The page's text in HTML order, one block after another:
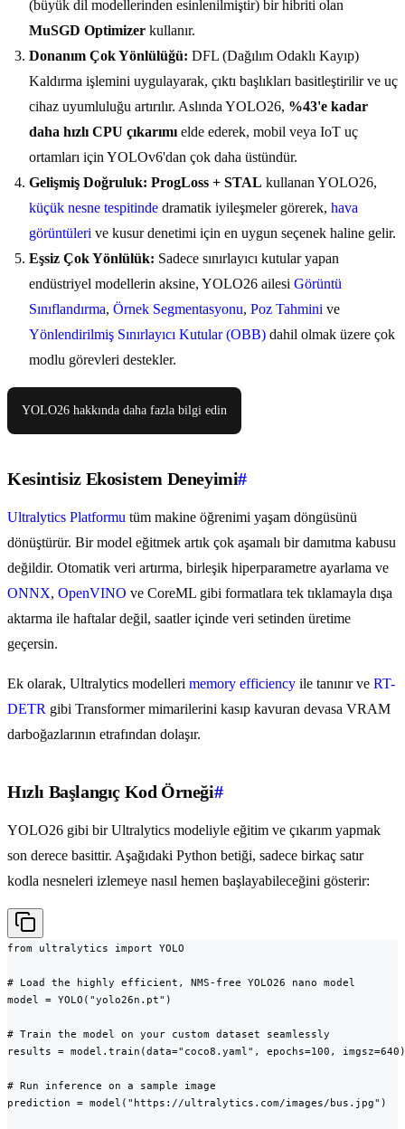
(büyük dil modellerinden esinlenilmiştir) bir hibriti olan
MuSGD Optimizer kullanır.
Donanım Çok Yönlülüğü: DFL (Dağılım Odaklı Kayıp)
Kaldırma işlemini uygulayarak, çıktı başlıkları basitleştirilir ve uç
cihaz uyumluluğu artırılır. Aslında YOLO26, %43'e kadar
daha hızlı CPU çıkarımı elde ederek, mobil veya IoT uç
ortamları için YOLOv6'dan çok daha üstündür.
Gelişmiş Doğruluk: ProgLoss + STAL kullanan YOLO26,
küçük nesne tespitinde dramatik iyileşmeler görerek, hava
görüntüleri ve kusur denetimi için en uygun seçenek haline gelir.
Eşsiz Çok Yönlülük: Sadece sınırlayıcı kutular yapan
endüstriyel modellerin aksine, YOLO26 ailesi Görüntü
Sınıflandırma, Örnek Segmentasyonu, Poz Tahmini ve
Yönlendirilmiş Sınırlayıcı Kutular (OBB) dahil olmak üzere çok
modlu görevleri destekler.
YOLO26 hakkında daha fazla bilgi edin
Kesintisiz Ekosistem Deneyimi#
Ultralytics Platformu tüm makine öğrenimi yaşam döngüsünü
dönüştürür. Bir model eğitmek artık çok aşamalı bir damıtma kabusu
değildir. Otomatik veri artırma, birleşik hiperparametre ayarlama ve
ONNX, OpenVINO ve CoreML gibi formatlara tek tıklamayla dışa
aktarma ile haftalar değil, saatler içinde veri setinden üretime
geçersin.
Ek olarak, Ultralytics modelleri memory efficiency ile tanınır ve RT-
DETR gibi Transformer mimarilerini kasıp kavuran devasa VRAM
darboğazlarının etrafından dolaşır.
Hızlı Başlangıç Kod Örneği#
YOLO26 gibi bir Ultralytics modeliyle eğitim ve çıkarım yapmak
son derece basittir. Aşağıdaki Python betiği, sadece birkaç satır
kodla nesneleri izlemeye nasıl hemen başlayabileceğini gösterir:
from ultralytics import YOLO
# Load the highly efficient, NMS-free YOLO26 nano model
model = YOLO("yolo26n.pt")
# Train the model on your custom dataset seamlessly
results = model.train(data="coco8.yaml", epochs=100, imgsz=640)
# Run inference on a sample image
prediction = model("https://ultralytics.com/images/bus.jpg")